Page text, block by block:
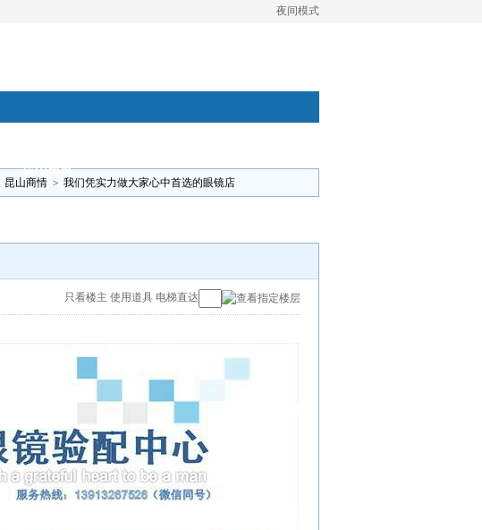
夜间模式
昆山视窗
昆山商情 > 我们凭实力做大家心中首选的眼镜店
只看楼主 使用道具 电梯直达